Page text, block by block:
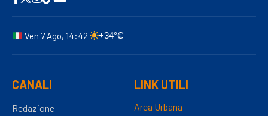
Ven 7 Ago, 14:42 +34°C
CANALI
Redazione
LINK UTILI
Area Urbana